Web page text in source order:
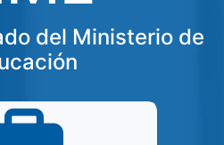
del Ministerio de